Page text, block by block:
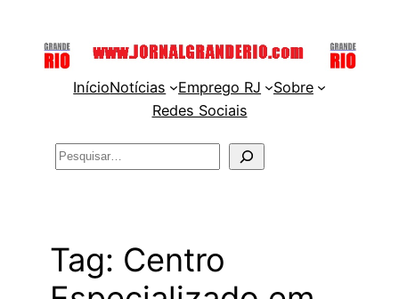
InícioNotícias Emprego RJ
Sobre
Redes Sociais
Pesquisar
Tag: Centro